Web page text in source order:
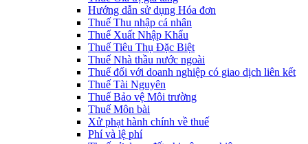
Hướng dẫn sử dụng Hóa đơn
Thuế Thu nhập cá nhân
Thuế Xuất Nhập Khẩu
Thuế Tiêu Thụ Đặc Biệt
Thuế Nhà thầu nước ngoài
Thuế đối với doanh nghiệp có giao dịch liên kết
Thuế Tài Nguyên
Thuế Bảo vệ Môi trường
Thuế Môn bài
Xử phạt hành chính về thuế
Phí và lệ phí